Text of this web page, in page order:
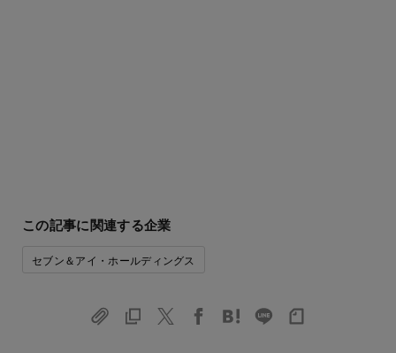
この記事に関連する企業
セブン＆アイ・ホールディングス